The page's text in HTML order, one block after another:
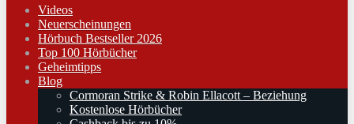
Videos
Neuerscheinungen
Hörbuch Bestseller 2026
Top 100 Hörbücher
Geheimtipps
Blog
Cormoran Strike & Robin Ellacott – Beziehung
Kostenlose Hörbücher